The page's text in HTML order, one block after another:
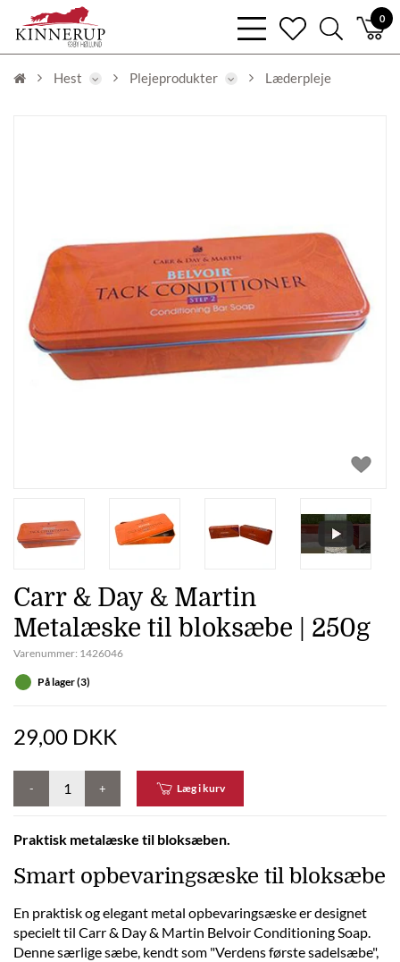
0
bars
light
heart
search
light
Hest Plejeprodukter Læderpleje
Carr & Day & Martin
Metalæske til bloksæbe | 250g
Varenummer: 1426046
På lager (3)
29,00 DKK
- + Læg i kurv
Praktisk metalæske til bloksæben.
Smart opbevaringsæske til bloksæbe
En praktisk og elegant metal opbevaringsæske er designet
specielt til Carr & Day & Martin Belvoir Conditioning Soap.
Denne særlige sæbe, kendt som "Verdens første sadelsæbe",